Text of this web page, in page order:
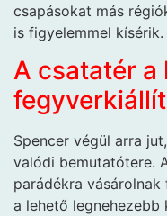
csapásokat más
is figyelemmel kísérik.
A csatatér a
Spencer végül arra
valódi bemutatótere.
parádékra
a lehető